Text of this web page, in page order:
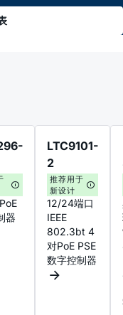
器
LTC9101-
2
推荐用于
新设计
12/24端口
IEEE
802.3bt 4
对PoE PSE
数字控制器